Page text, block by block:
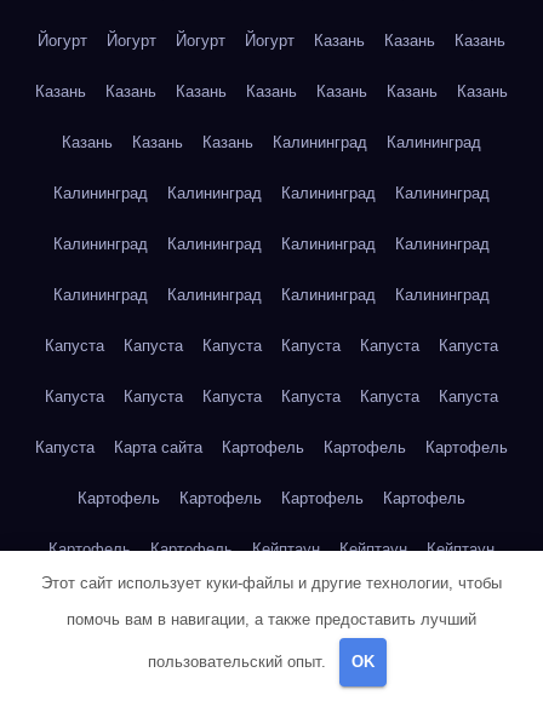
Йогурт Йогурт Йогурт Йогурт Казань Казань Казань
Казань Казань Казань Казань Казань Казань Казань
Казань Казань Казань Калининград Калининград
Калининград Калининград Калининград Калининград
Калининград Калининград Калининград Калининград
Калининград Калининград Калининград Калининград
Капуста Капуста Капуста Капуста Капуста Капуста
Капуста Капуста Капуста Капуста Капуста Капуста
Капуста Карта сайта Картофель Картофель Картофель
Картофель Картофель Картофель Картофель
Картофель Картофель Кейптаун Кейптаун Кейптаун
Кейптаун Кейптаун
Этот сайт использует куки-файлы и другие технологии, чтобы
помочь вам в навигации, а также предоставить лучший
пользовательский опыт. OK